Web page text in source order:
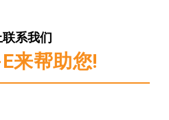
系我们
来帮助您!